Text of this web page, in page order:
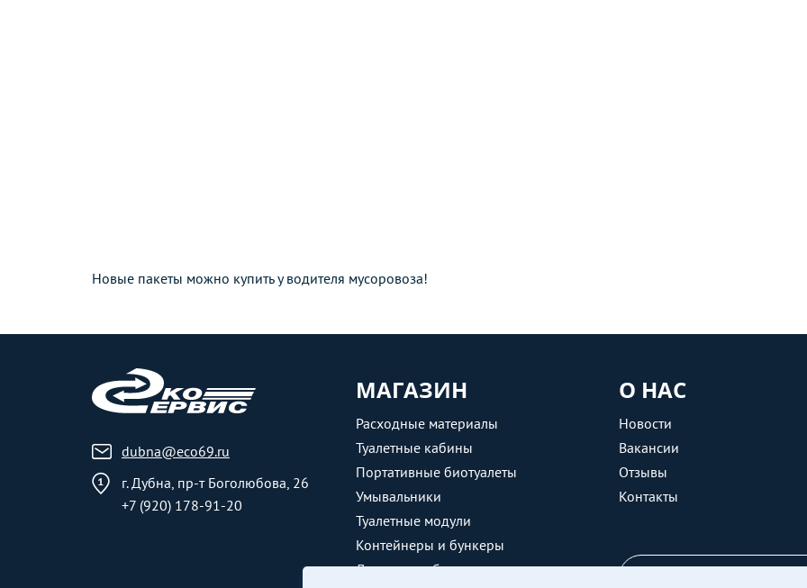
Новые пакеты можно купить у водителя мусоровоза!
dubna@eco69.ru
г. Дубна, пр-т Боголюбова, 26
+7 (920) 178-91-20
МАГАЗИН
Расходные материалы
Туалетные кабины
Портативные биотуалеты
Умывальники
Туалетные модули
Контейнеры и бункеры
Душевые кабины
О НАС
Новости
Вакансии
Отзывы
Контакты